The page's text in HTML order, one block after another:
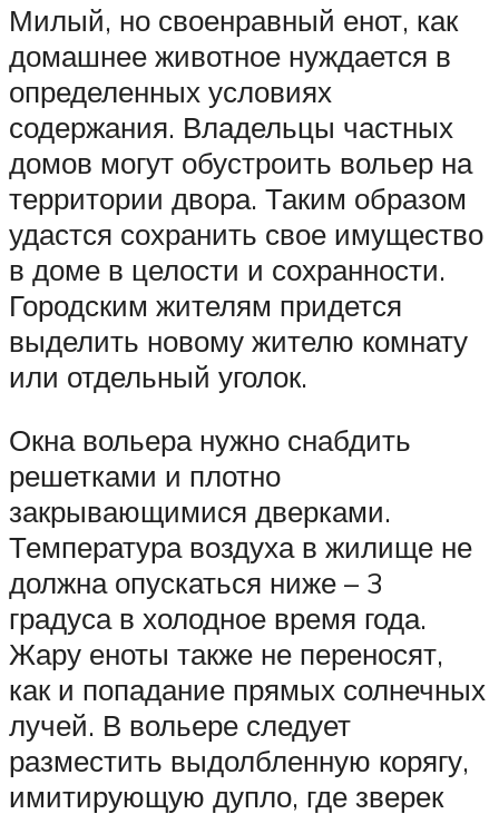
Милый, но своенравный енот, как
домашнее животное нуждается в
определенных условиях
содержания. Владельцы частных
домов могут обустроить вольер на
территории двора. Таким образом
удастся сохранить свое имущество
в доме в целости и сохранности.
Городским жителям придется
выделить новому жителю комнату
или отдельный уголок.
Окна вольера нужно снабдить
решетками и плотно
закрывающимися дверками.
Температура воздуха в жилище не
должна опускаться ниже – 3
градуса в холодное время года.
Жару еноты также не переносят,
как и попадание прямых солнечных
лучей. В вольере следует
разместить выдолбленную корягу,
имитирующую дупло, где зверек